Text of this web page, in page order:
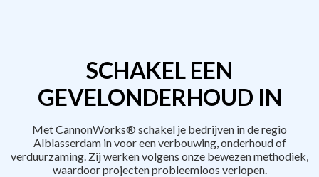
SCHAKEL EEN
GEVELONDERHOUD IN
Met CannonWorks® schakel je bedrijven in de regio
Alblasserdam in voor een verbouwing, onderhoud of
verduurzaming. Zij werken volgens onze bewezen methodiek,
waardoor projecten probleemloos verlopen.